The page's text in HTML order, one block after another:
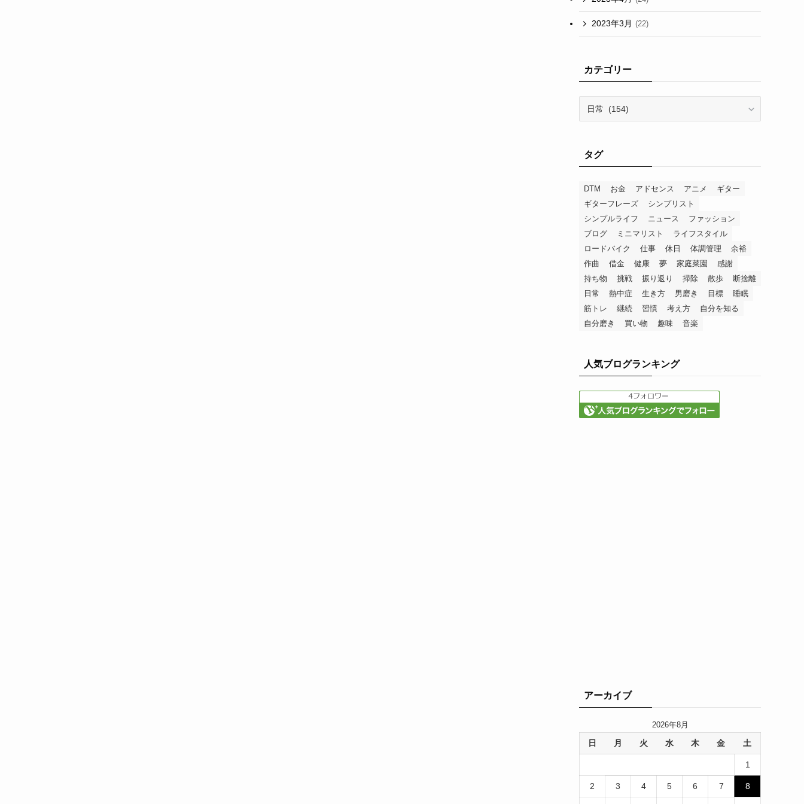
2023年3月 (22)
カテゴリー
ータグ
DTM お金 アドセンス アニメ
ギター
ギターフレーズ
シンプリスト
シンプルライフ
ニュース
ファッション
ブログ
ミニマリスト
ライフスタイル
ロードバイク
仕事 休日 体調管理
余裕
作曲
借金 健康 夢 家庭菜園
感謝
持ち物
挑戦 振り返り 掃除 散歩
断捨離
日常
熱中症 生き方 男磨き 目標
睡眠
筋トレ
継続 習慣 考え方
自分を知る
自分磨き
買い物 趣味 音楽
人気ブログランキング
アーカイブ
2026年8月
日 月 火 水 木 金 土
1
2 3 4 5 6 7 8